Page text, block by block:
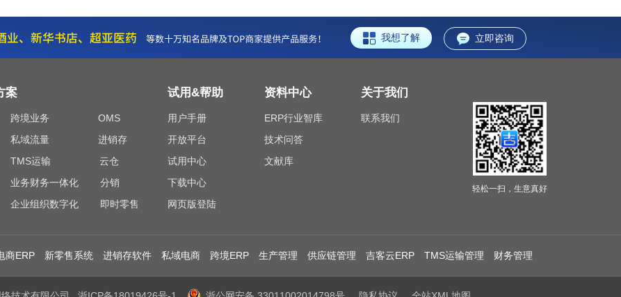
我想了解 立即咨询
案
跨境业务
OMS
私域流量
进销存
TMS运输
云仓
业务财务一体化
分销
企业组织数字化 即时零售
试用&帮助
用户手册
开放平台
试用中心
下载中心
网页版登陆
资料中心
ERP行业智库
技术问答
文献库
关于我们
联系我们
轻松一扫，生意真好
商ERP 新零售系统 进销存软件 私域电商 跨境ERP 生产管理 供应链管理 吉客云ERP TMS运输管理 财务管理